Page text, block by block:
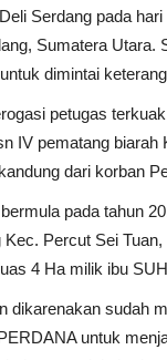
Serdang pada
Sumatera Utara.
dimintai
petugas
IV pematang biarah
dari korban
pada tahun
Kec. Percut Sei
4 Ha milik ibu
dikarenakan sudah
untuk